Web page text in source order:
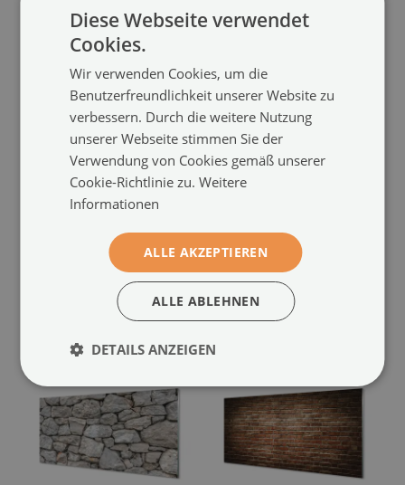
Küchenrückwand
304242293)
Größe von: 100x50 cm
124.99 €
Größe von: 100x50 cm
Diese Webseite verwendet
Cookies.
Wir verwenden Cookies, um die
Benutzerfreundlichkeit unserer Website zu
verbessern. Durch die weitere Nutzung
unserer Webseite stimmen Sie der
Verwendung von Cookies gemäß unserer
Cookie-Richtlinie zu.Weitere
Informationen
ALLE AKZEPTIEREN
ALLE ABLEHNEN
DETAILS ANZEIGEN